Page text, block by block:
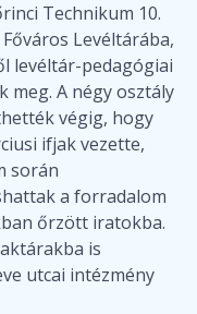
Technikum 10.
Levéltárába,
levéltár-pedagógiai
meg. A négy osztály
végig, hogy
ifjak vezette,
során
a forradalom
őrzött iratokba.
is
utcai intézmény